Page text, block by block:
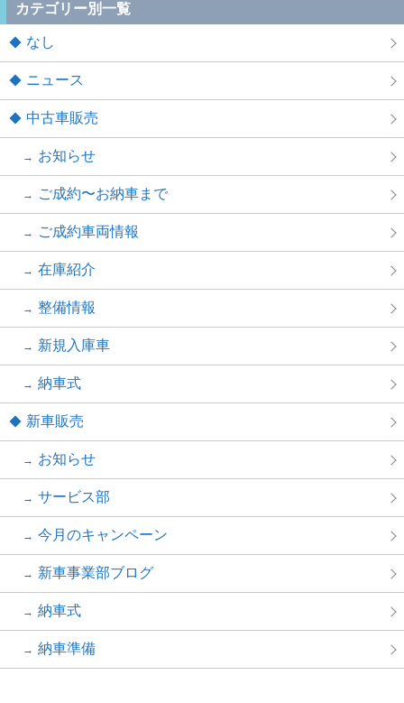
カテゴリー別一覧
なし
ニュース
中古車販売
お知らせ
ご成約〜お納車まで
ご成約車両情報
在庫紹介
整備情報
新規入庫車
納車式
新車販売
お知らせ
サービス部
今月のキャンペーン
新車事業部ブログ
納車式
納車準備